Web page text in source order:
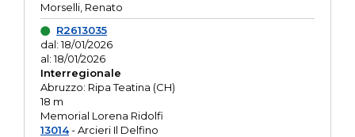
Morselli, Renato
R2613035
dal: 18/01/2026
al: 18/01/2026
Interregionale
Abruzzo: Ripa Teatina (CH)
18 m
Memorial Lorena Ridolfi
13014- Arcieri Il Delfino